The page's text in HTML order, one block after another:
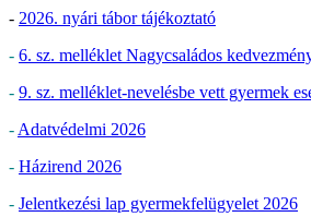
- 2026. nyári tábor tájékoztató
- 6. sz. melléklet Nagycsaládos
- 9. sz. melléklet-nevelésbe vett gyermek
- Adatvédelmi 2026
- Házirend 2026
- Jelentkezési lap gyermekfelügyelet 2026